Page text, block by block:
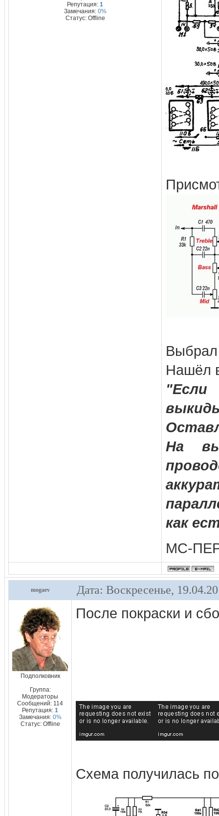
Репутация: 1
Замечания: 0%
Статус: Offline
Нашёл
"Если
На
как
МС-
mogaev Дата: Воскресенье,
Подполковник
Группа:
Модераторы
Сообщений: 114
Репутация: 1
Замечания: 0%
Статус: Offline
После покраски и
Схема получилась